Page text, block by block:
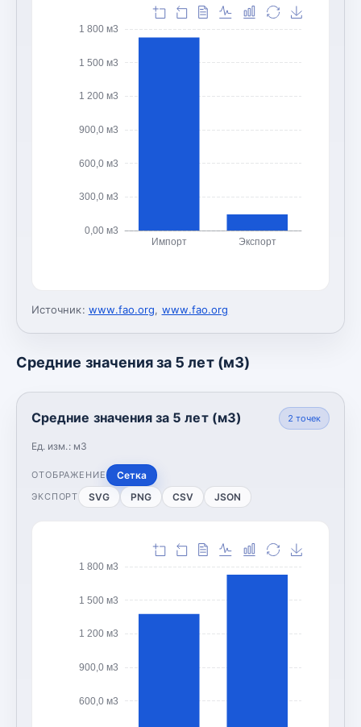
0,00 м3
300,0 м3
600,0 м3
900,0 м3
1 200 м3
1 500 м3
1 800 м3
Импорт Экспорт
Источник: www.fao.org, www.fao.org
Средние значения за 5 лет (м3)
Средние значения за 5 лет (м3)
Ед. изм.: м3
2 точек
ОТОБРАЖЕНИЕ Сетка
ЭКСПОРТ SVG PNG CSV JSON
600,0 м3
900,0 м3
1 200 м3
1 500 м3
1 800 м3